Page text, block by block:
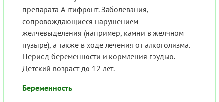
препарата Антифронт. Заболевания,
сопровождающиеся нарушением
желчевыделения (например, камни в желчном
пузыре), а также в ходе лечения от алкоголизма.
Период беременности и кормления грудью.
Детский возраст до 12 лет.
Беременность